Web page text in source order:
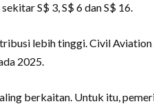
S$ 3, S$ 6 dan S$ 16.
lebih tinggi. Civil
2025.
berkaitan. Untuk itu,